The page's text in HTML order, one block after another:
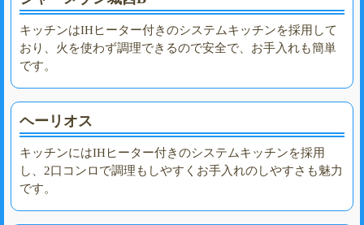
キッチンはIHヒーター付きのシステムキッチンを採用して
おり、火を使わず調理できるので安全で、お手入れも簡単
です。
ヘーリオス
キッチンにはIHヒーター付きのシステムキッチンを採用
し、2口コンロで調理もしやすくお手入れのしやすさも魅力
です。